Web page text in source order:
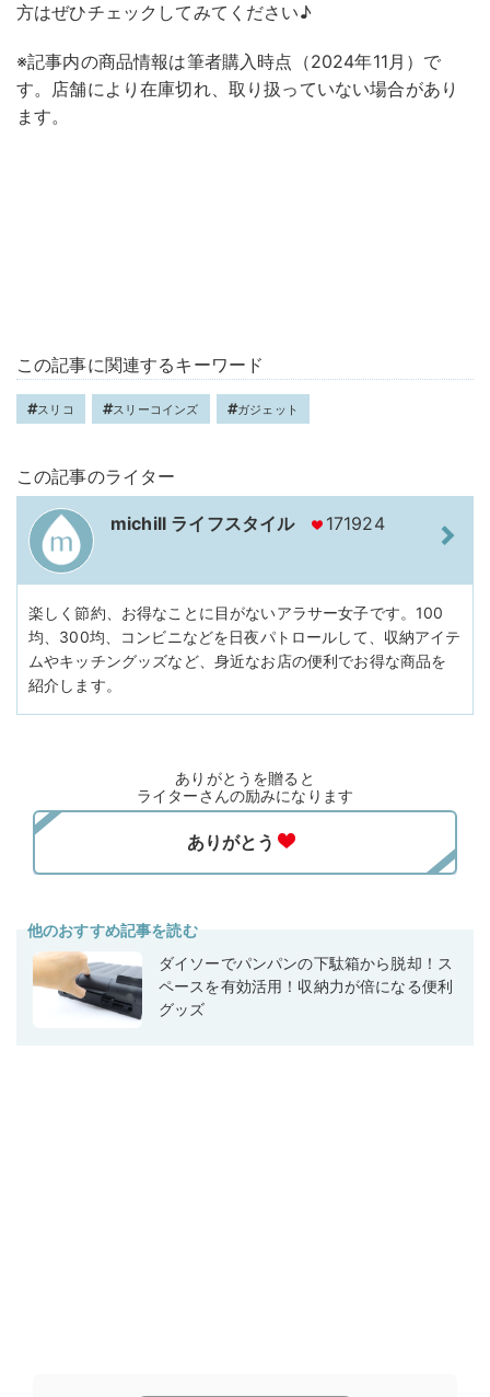
方はぜひチェックしてみてください♪
※記事内の商品情報は筆者購入時点（2024年11月）で
す。店舗により在庫切れ、取り扱っていない場合があり
ます。
この記事に関連するキーワード
スリコ スリーコインズ ガジェット
この記事のライター
michill ライフスタイル 171924
楽しく節約、お得なことに目がないアラサー女子です。100
均、300均、コンビニなどを日夜パトロールして、収納アイテ
ムやキッチングッズなど、身近なお店の便利でお得な商品を
紹介します。
ありがとうを贈ると
ライターさんの励みになります
他のおすすめ記事を読む
ダイソーでパンパンの下駄箱から脱却！ス
ペースを有効活用！収納力が倍になる便利
グッズ